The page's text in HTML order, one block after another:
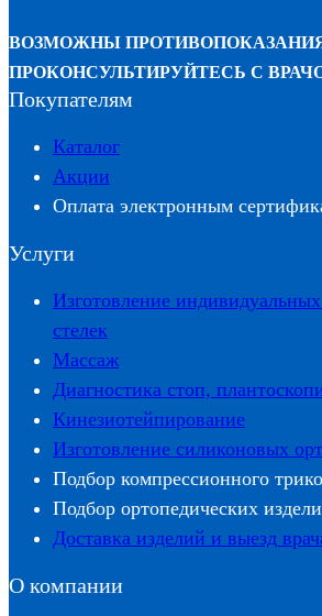
ВОЗМОЖНЫ
ПРОКОНСУЛЬТИРУЙТЕСЬ С
Покупателям
Каталог
Акции
Оплата электронным
Услуги
Изготовление
стелек
Массаж
Диагностика стоп,
Кинезиотейпирование
Изготовление силиконовых
Подбор компрессионного
Подбор ортопедических
Доставка изделий и выезд
О компании